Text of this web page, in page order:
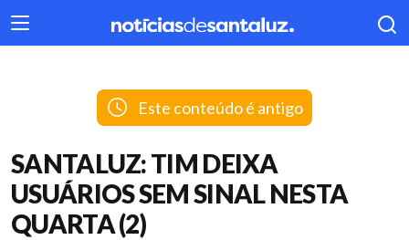
404
Este conteúdo é antigo
SANTALUZ: TIM DEIXA
USUÁRIOS SEM SINAL NESTA
QUARTA (2)